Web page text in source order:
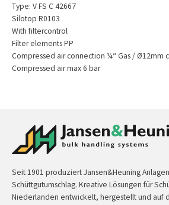
Type: V FS C 42667
Silotop R0103
With filtercontrol
Filter elements PP
Compressed air connection ¼“ Gas / Ø12mm
Compressed air max 6 bar
Seit 1901 produziert Jansen&Heuning
Schüttgutumschlag. Kreative Lösungen für
Niederlanden entwickelt, hergestellt und auf